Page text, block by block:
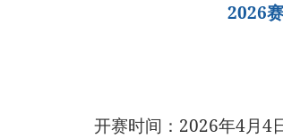
2026
开赛时间：2026年4月4